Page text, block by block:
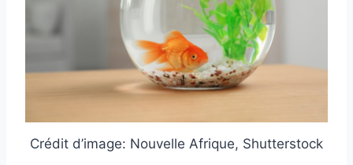
Crédit d’image: Nouvelle Afrique, Shutterstock